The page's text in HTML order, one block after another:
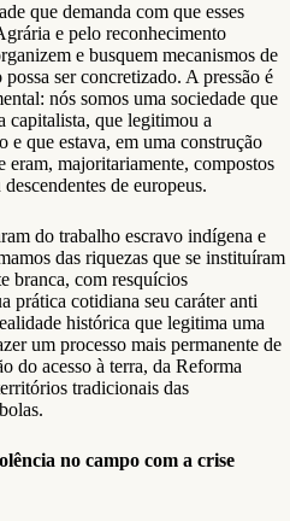
que demanda com que esses
e pelo reconhecimento
e busquem mecanismos de
ser concretizado. A pressão é
nós somos uma sociedade que
capitalista, que legitimou a
que estava, em uma construção
eram, majoritariamente, compostos
de europeus.
do trabalho escravo indígena e
das riquezas que se instituíram
branca, com resquícios
prática cotidiana seu caráter anti
histórica que legitima uma
um processo mais permanente de
do acesso à terra, da Reforma
tradicionais das
no campo com a crise